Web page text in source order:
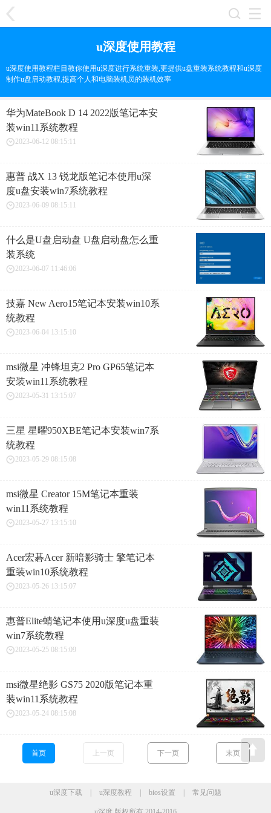
u深度使用教程
u深度使用教程栏目教你使用u深度进行系统重装,更提供u盘重装系统教程和u深度
制作u盘启动教程,提高个人和电脑装机员的装机效率
华为MateBook D 14 2022版笔记本安
装win11系统教程
2023-06-12 08:15:11
惠普 战X 13 锐龙版笔记本使用u深
度u盘安装win7系统教程
2023-06-09 08:15:11
什么是U盘启动盘 U盘启动盘怎么重
装系统
2023-06-07 11:46:06
技嘉 New Aero15笔记本安装win10系
统教程
2023-06-04 13:15:10
msi微星 冲锋坦克2 Pro GP65笔记本
安装win11系统教程
2023-05-31 13:15:07
三星 星曜950XBE笔记本安装win7系
统教程
2023-05-29 08:15:08
msi微星 Creator 15M笔记本重装
win11系统教程
2023-05-27 13:15:10
Acer宏碁Acer 新暗影骑士 擎笔记本
重装win10系统教程
2023-05-26 13:15:07
惠普Elite蜻笔记本使用u深度u盘重装
win7系统教程
2023-05-25 08:15:09
msi微星绝影 GS75 2020版笔记本重
装win11系统教程
2023-05-24 08:15:08
首页 上一页 下一页 末页
u深度下载 u深度教程 bios设置 常见问题